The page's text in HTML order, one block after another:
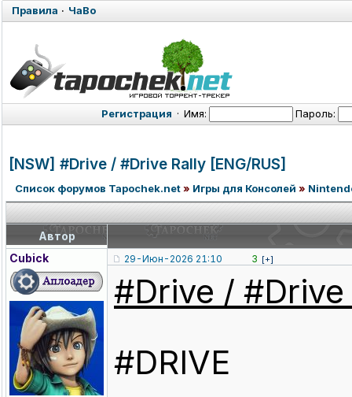
Правила · ЧаВо
Регистрация · Имя: Пароль:
[NSW] #Drive / #Drive Rally [ENG/RUS]
Список форумов Tapochek.net» Игры для Консолей »
Автор
Cubick
29-Июн-2026 21:10 3 [+]
#Drive / #Drive
#DRIVE